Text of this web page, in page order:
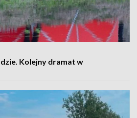
Kolejny dramat w